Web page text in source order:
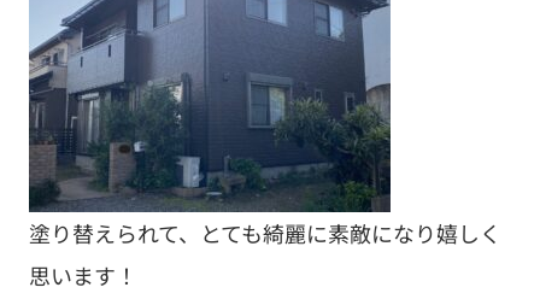
塗り替えられて、とても綺麗に素敵になり嬉しく
思います！